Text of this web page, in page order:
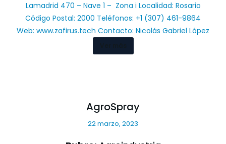
Lamadrid 470 – Nave 1 – Zona i Localidad: Rosario
Código Postal: 2000 Teléfonos: +1 (307) 461-9864
Web: www.zafirus.tech Contacto: Nicolás Gabriel López
AgroSpray
22 marzo, 2023